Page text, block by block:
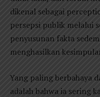
dikenal sebagai
persepsi publik melalui
penyusunan fakta
menghasilkan
Yang paling berbahaya
adalah bahwa ia sering